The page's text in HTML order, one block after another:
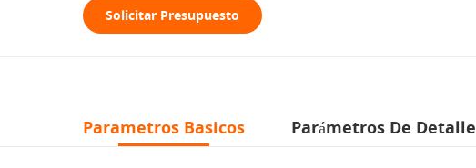
Solicitar Presupuesto
Parametros Basicos Parámetros De Detalle